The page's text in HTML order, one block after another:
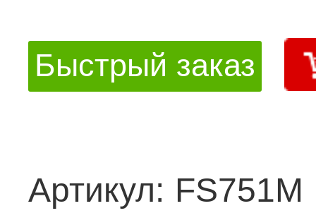
Быстрый заказ
Артикул: FS751M